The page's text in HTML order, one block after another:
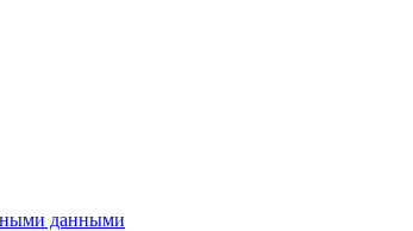
данными